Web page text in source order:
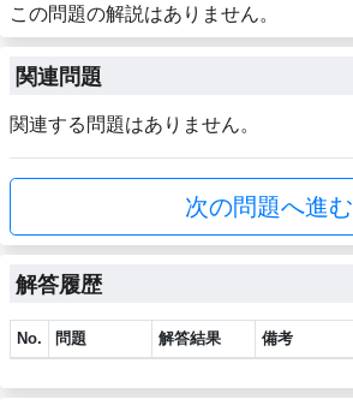
この問題の解説はありません。
関連問題
関連する問題はありません。
次の問題へ進む
解答履歴
No. 問題 解答結果 備考